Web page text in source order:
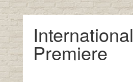
International
Premiere